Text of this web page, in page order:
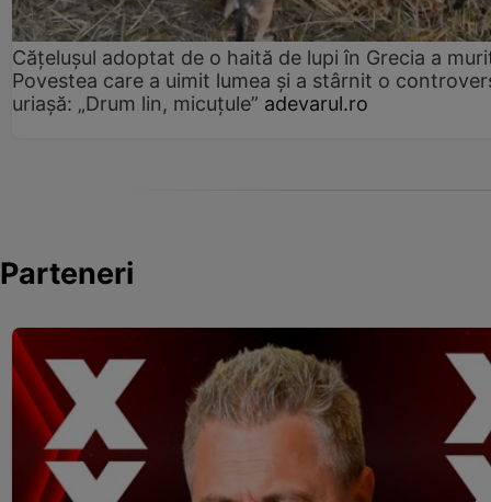
Cățelușul adoptat de o haită de lupi în Grecia a
Povestea care a uimit lumea și a stârnit o
uriașă: „Drum lin, micuțule” adevarul.ro
Parteneri